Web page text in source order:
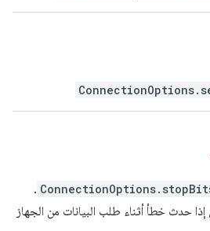
.
حدث خطأ أثناء طلب البيانات من الجهاز